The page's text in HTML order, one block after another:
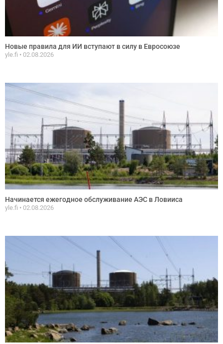
Новые правила для ИИ вступают в силу в Евросоюзе
yle.fi 02.08.2026
Начинается ежегодное обслуживание АЭС в Ловииса
yle.fi 02.08.2026